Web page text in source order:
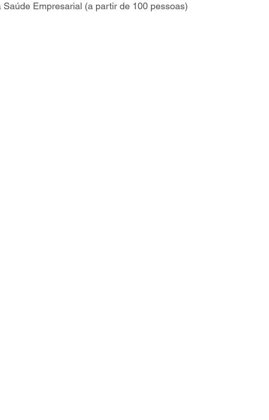
Cotação Planos de Saude Solicitar Orçamento
Saúde Empresarial (a partir de 100 pessoas)